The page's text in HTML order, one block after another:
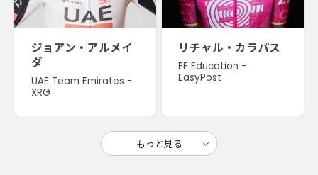
ジョアン・アルメイ
ダ
UAE Team Emirates -
XRG
リチャル・カラパス
EF Education -
EasyPost
もっと見る